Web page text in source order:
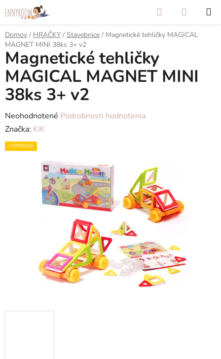
na
obsah
Hľadať
KOŠÍK
Domov / HRAČKY / Stavebnice / Magnetické tehličky MAGICAL
MAGNET MINI 38ks 3+ v2
Magnetické tehličky
MAGICAL MAGNET MINI
38ks 3+ v2
Priemerné
hodnotenie
produktu
Neohodnotené Podrobnosti hodnotenia
Značka: KIK
VÝPREDAJ